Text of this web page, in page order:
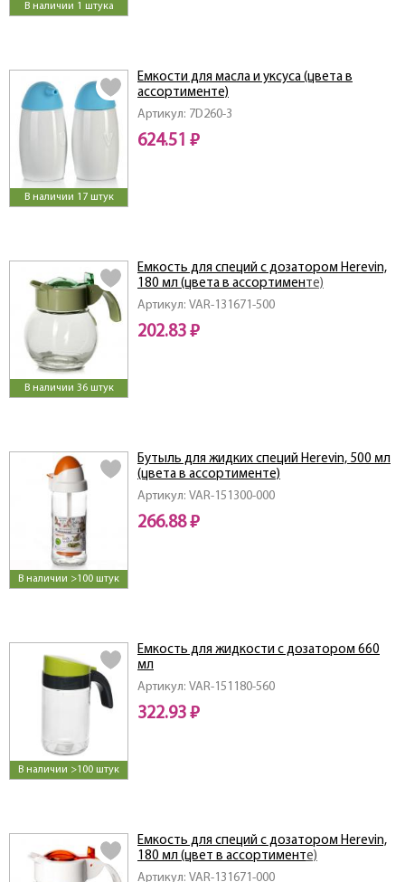
В наличии 1 штука
В наличии 17 штук
Артикул: 7D260-3
Емкости для масла и уксуса (цвета в
ассортименте)
624.51 ₽
В наличии 36 штук
Артикул: VAR-131671-500
Емкость для специй с дозатором Herevin,
180 мл (цвета в ассортименте)
202.83 ₽
В наличии >100 штук
Артикул: VAR-151300-000
Бутыль для жидких специй Herevin, 500 мл
(цвета в ассортименте)
266.88 ₽
В наличии >100 штук
Артикул: VAR-151180-560
Емкость для жидкости с дозатором 660
мл
322.93 ₽
Артикул: VAR-131671-000
Емкость для специй с дозатором Herevin,
180 мл (цвет в ассортименте)